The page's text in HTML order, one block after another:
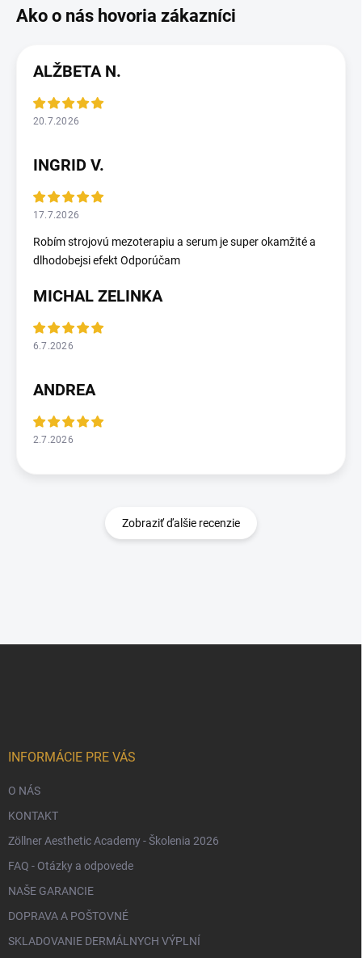
ALŽBETA N.
20.7.2026
INGRID V.
17.7.2026
Robím strojovú mezoterapiu a serum je super okamžité a
dlhodobejsi efekt Odporúčam
MICHAL ZELINKA
6.7.2026
ANDREA
2.7.2026
Zobraziť ďalšie recenzie
INFORMÁCIE PRE VÁS
O NÁS
KONTAKT
Zöllner Aesthetic Academy - Školenia 2026
FAQ - Otázky a odpovede
NAŠE GARANCIE
DOPRAVA A POŠTOVNÉ
SKLADOVANIE DERMÁLNYCH VÝPLNÍ